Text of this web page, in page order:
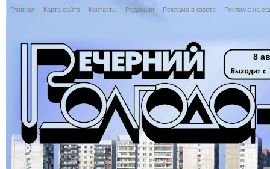
Главная Карта сайта Контакты Редакция Реклама в газете Реклама на
8